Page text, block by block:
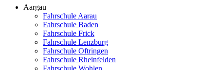
Aargau
Fahrschule Aarau
Fahrschule Baden
Fahrschule Frick
Fahrschule Lenzburg
Fahrschule Oftringen
Fahrschule Rheinfelden
Fahrschule Wohlen